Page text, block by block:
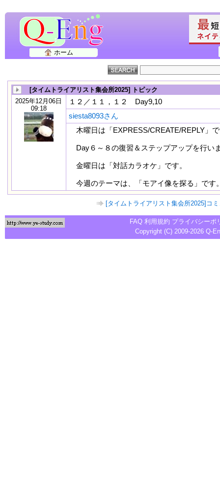
ホーム
[タイムトライアリスト集会所2025] トピック
2025年12月06日
09:18
１２／１１，１２ Day9,10
siesta8093さん
木曜日は「EXPRESS/CREATE/REPLY」
Day６～８の復習＆ステップアップを行い
金曜日は「対話カラオケ」です。
今週のテーマは、「モアイ像を探る」です
[タイムトライアリスト集会所2025]コ
FAQ 利用規約 プライバシーポ
Copyright (C) 2009-2026 Q-